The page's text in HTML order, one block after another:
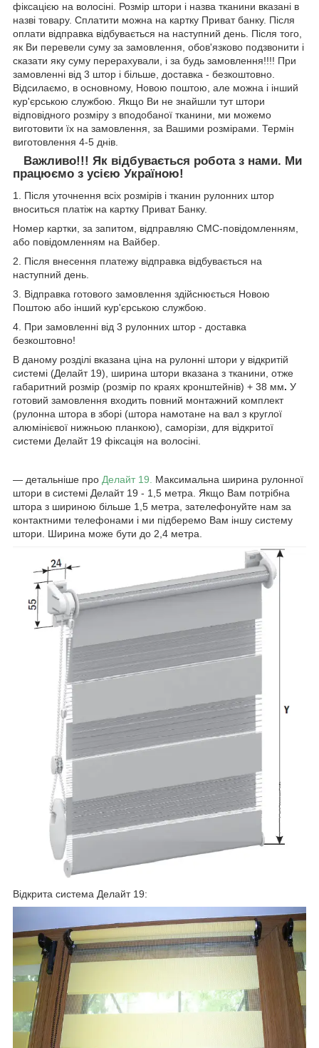
фіксацією на волосіні. Розмір штори і назва тканини вказані в
назві товару. Сплатити можна на картку Приват банку. Після
оплати відправка відбувається на наступний день. Після того,
як Ви перевели суму за замовлення, обов'язково подзвонити і
сказати яку суму перерахували, і за будь замовлення!!!! При
замовленні від 3 штор і більше, доставка - безкоштовно.
Відсилаємо, в основному, Новою поштою, але можна і інший
кур'єрською службою. Якщо Ви не знайшли тут штори
відповідного розміру з вподобаної тканини, ми можемо
виготовити їх на замовлення, за Вашими розмірами. Термін
виготовлення 4-5 днів.
Важливо!!! Як відбувається робота з нами. Ми
працюємо з усією Україною!
1. Після уточнення всіх розмірів і тканин рулонних штор
вноситься платіж на картку Приват Банку.
Номер картки, за запитом, відправляю СМС-повідомленням,
або повідомленням на Вайбер.
2. Після внесення платежу відправка відбувається на
наступний день.
3. Відправка готового замовлення здійснюється Новою
Поштою або інший кур'єрською службою.
4. При замовленні від 3 рулонних штор - доставка
безкоштовно!
В даному розділі вказана ціна на рулонні штори у відкритій
системі (Делайт 19), ширина штори вказана з тканини, отже
габаритний розмір (розмір по краях кронштейнів) + 38 мм. У
готовий замовлення входить повний монтажний комплект
(рулонна штора в зборі (штора намотане на вал з круглої
алюмінієвої нижньою планкою), саморізи, для відкритої
системи Делайт 19 фіксація на волосіні.
― детальніше про Делайт 19. Максимальна ширина рулонної
штори в системі Делайт 19 - 1,5 метра. Якщо Вам потрібна
штора з шириною більше 1,5 метра, зателефонуйте нам за
контактними телефонами і ми підберемо Вам іншу систему
штори. Ширина може бути до 2,4 метра.
Відкрита система Делайт 19: